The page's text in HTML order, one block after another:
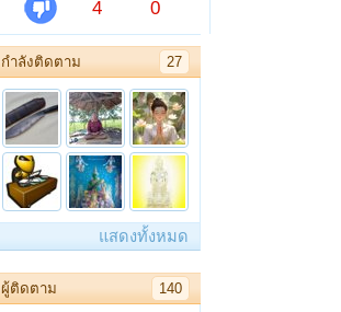
4
0
กำลังติดตาม 27
แสดงทั้งหมด
ผู้ติดตาม 140